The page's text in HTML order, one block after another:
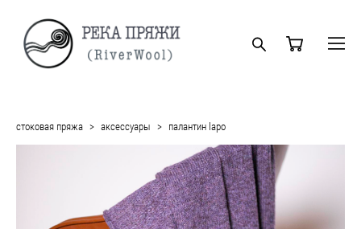
стоковая пряжа > аксессуары > палантин lapo